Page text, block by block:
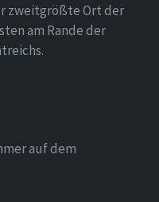
zweitgrößte Ort der
am Rande der
auf dem